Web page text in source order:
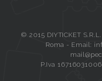
© 2015 DIYTICKET
Roma - Email:
P.Iva